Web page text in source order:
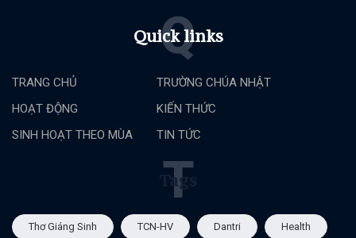
Quick links
Q
TRANG CHỦ
HOẠT ĐỘNG
SINH HOẠT THEO MÙA
TRƯỜNG CHÚA NHẬT
KIẾN THỨC
TIN TỨC
Tags
T
Thơ Giáng Sinh TCN-HV Dantri Health